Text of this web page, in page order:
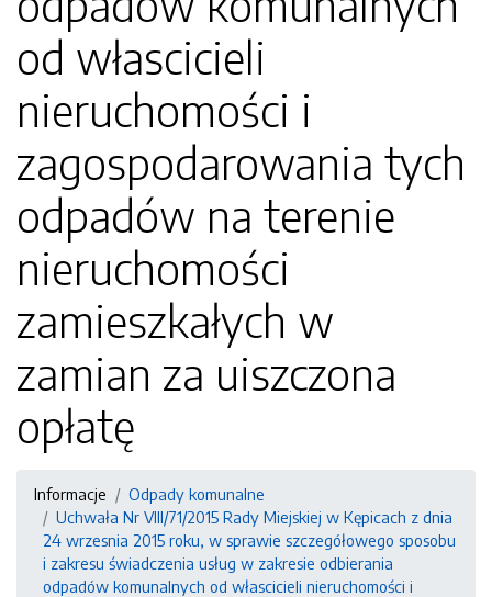
od włascicieli
nieruchomości i
zagospodarowania tych
odpadów na terenie
nieruchomości
zamieszkałych w
zamian za uiszczona
opłatę
Informacje
Odpady komunalne
Uchwała Nr VIII/71/2015 Rady Miejskiej w Kępicach z dnia
24 wrzesnia 2015 roku, w sprawie szczegółowego sposobu
i zakresu świadczenia usług w zakresie odbierania
odpadów komunalnych od włascicieli nieruchomości i